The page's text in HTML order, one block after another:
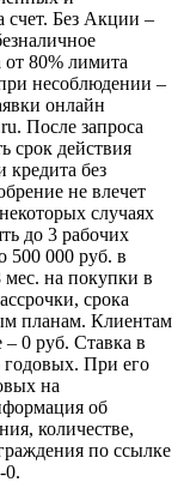
счет. Без Акции –
от 80% лимита
несоблюдении –
онлайн
После запроса
срок действия
кредита без
не влечет
случаях
до 3 рабочих
500 000 руб. в
мес. на покупки в
срока
планам. Клиентам
0 руб. Ставка в
годовых. При его
на
об
количестве,
по ссылке
0.